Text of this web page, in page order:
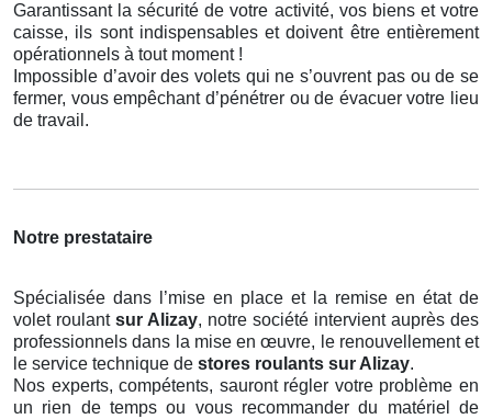
Garantissant la sécurité de votre activité, vos biens et votre
caisse, ils sont indispensables et doivent être entièrement
opérationnels à tout moment !
Impossible d’avoir des volets qui ne s’ouvrent pas ou de se
fermer, vous empêchant d’pénétrer ou de évacuer votre lieu
de travail.
Notre prestataire
Spécialisée dans l’mise en place et la remise en état de
volet roulant sur Alizay, notre société intervient auprès des
professionnels dans la mise en œuvre, le renouvellement et
le service technique de stores roulants sur Alizay.
Nos experts, compétents, sauront régler votre problème en
un rien de temps ou vous recommander du matériel de